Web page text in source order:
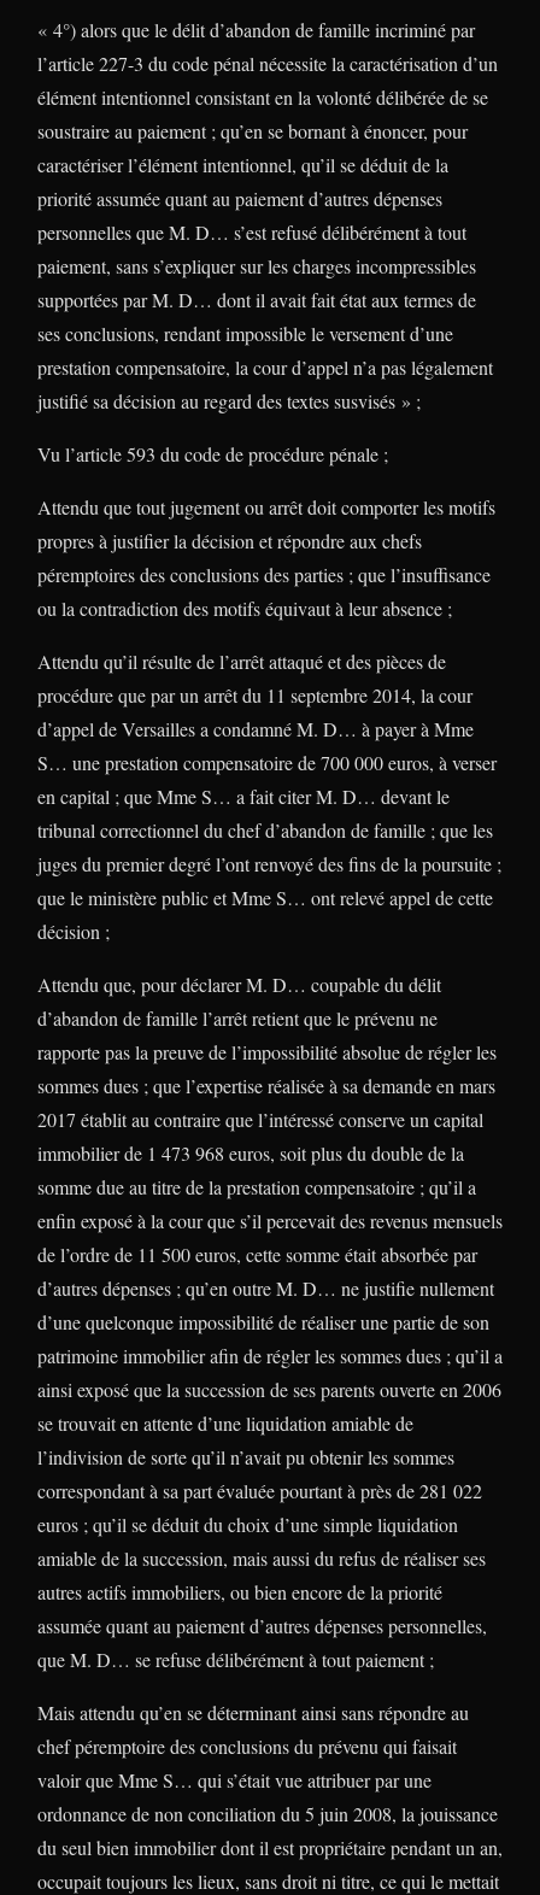
« 4°) alors que le délit d’abandon de famille incriminé par
l’article 227-3 du code pénal nécessite la caractérisation d’un
élément intentionnel consistant en la volonté délibérée de se
soustraire au paiement ; qu’en se bornant à énoncer, pour
caractériser l’élément intentionnel, qu’il se déduit de la
priorité assumée quant au paiement d’autres dépenses
personnelles que M. D… s’est refusé délibérément à tout
paiement, sans s’expliquer sur les charges incompressibles
supportées par M. D… dont il avait fait état aux termes de
ses conclusions, rendant impossible le versement d’une
prestation compensatoire, la cour d’appel n’a pas légalement
justifié sa décision au regard des textes susvisés » ;
Vu l’article 593 du code de procédure pénale ;
Attendu que tout jugement ou arrêt doit comporter les motifs
propres à justifier la décision et répondre aux chefs
péremptoires des conclusions des parties ; que l’insuffisance
ou la contradiction des motifs équivaut à leur absence ;
Attendu qu’il résulte de l’arrêt attaqué et des pièces de
procédure que par un arrêt du 11 septembre 2014, la cour
d’appel de Versailles a condamné M. D… à payer à Mme
S… une prestation compensatoire de 700 000 euros, à verser
en capital ; que Mme S… a fait citer M. D… devant le
tribunal correctionnel du chef d’abandon de famille ; que les
juges du premier degré l’ont renvoyé des fins de la poursuite ;
que le ministère public et Mme S… ont relevé appel de cette
décision ;
Attendu que, pour déclarer M. D… coupable du délit
d’abandon de famille l’arrêt retient que le prévenu ne
rapporte pas la preuve de l’impossibilité absolue de régler les
sommes dues ; que l’expertise réalisée à sa demande en mars
2017 établit au contraire que l’intéressé conserve un capital
immobilier de 1 473 968 euros, soit plus du double de la
somme due au titre de la prestation compensatoire ; qu’il a
enfin exposé à la cour que s’il percevait des revenus mensuels
de l’ordre de 11 500 euros, cette somme était absorbée par
d’autres dépenses ; qu’en outre M. D… ne justifie nullement
d’une quelconque impossibilité de réaliser une partie de son
patrimoine immobilier afin de régler les sommes dues ; qu’il a
ainsi exposé que la succession de ses parents ouverte en 2006
se trouvait en attente d’une liquidation amiable de
l’indivision de sorte qu’il n’avait pu obtenir les sommes
correspondant à sa part évaluée pourtant à près de 281 022
euros ; qu’il se déduit du choix d’une simple liquidation
amiable de la succession, mais aussi du refus de réaliser ses
autres actifs immobiliers, ou bien encore de la priorité
assumée quant au paiement d’autres dépenses personnelles,
que M. D… se refuse délibérément à tout paiement ;
Mais attendu qu’en se déterminant ainsi sans répondre au
chef péremptoire des conclusions du prévenu qui faisait
valoir que Mme S… qui s’était vue attribuer par une
ordonnance de non conciliation du 5 juin 2008, la jouissance
du seul bien immobilier dont il est propriétaire pendant un an,
occupait toujours les lieux, sans droit ni titre, ce qui le mettait